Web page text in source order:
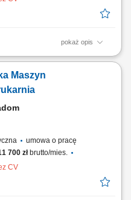
pokaż opis
w produkcji
wyrobów zgodnie z
prawidłowego przebiegu
Maszyn
umowa o pracę
700 złbrutto/mies.
CV